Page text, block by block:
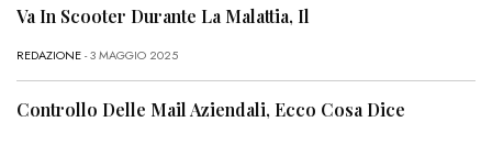
Va In Scooter Durante La Malattia, Il
REDAZIONE- 3 MAGGIO 2025
Controllo Delle Mail Aziendali, Ecco Cosa Dice